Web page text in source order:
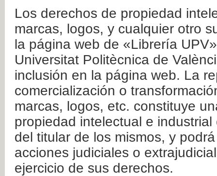
Los derechos de propiedad
marcas, logos, y cualquier otro
la página web de «Librería
Universitat Politècnica de
inclusión en la página web. La
comercialización o
marcas, logos, etc. constituye
propiedad intelectual e
del titular de los mismos, y
acciones judiciales o
ejercicio de sus derechos.